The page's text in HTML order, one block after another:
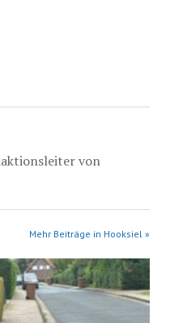
von
Mehr Beiträge in Hooksiel »